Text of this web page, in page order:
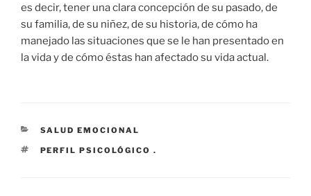
es decir, tener una clara concepción de su pasado, de
su familia, de su niñez, de su historia, de cómo ha
manejado las situaciones que se le han presentado en
la vida y de cómo éstas han afectado su vida actual.
CATEGORÍAS
SALUD EMOCIONAL
ETIQUETAS
PERFIL PSICOLÓGICO .